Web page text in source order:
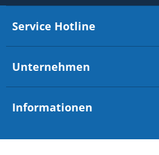
Service Hotline
Unternehmen
Informationen